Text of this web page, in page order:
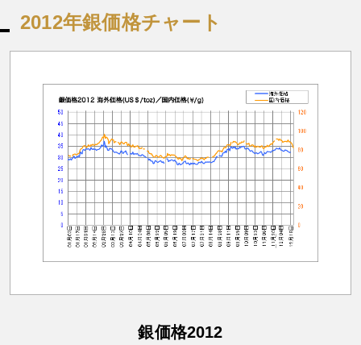
2012年銀価格チャート
銀価格2012